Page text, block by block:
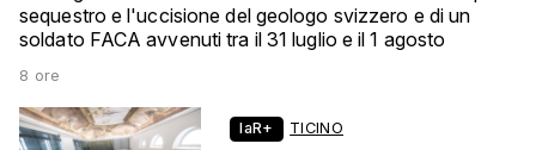
sequestro e l'uccisione del geologo svizzero e di un
soldato FACA avvenuti tra il 31 luglio e il 1 agosto
8 ore
laR+ TICINO